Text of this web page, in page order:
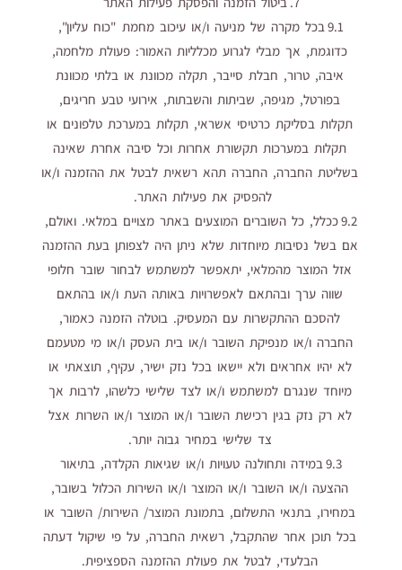
9.1 בכל מקרה של מניעה ו/או עיכוב מחמת "כוח עליון",
כדוגמת, אך מבלי לגרוע מכלליות האמור: פעולת מלחמה,
איבה, טרור, חבלת סייבר, תקלה מכוונת או בלתי מכוונת
בפורטל, מגיפה, שביתות והשבתות, אירועי טבע חריגים,
תקלות בסליקת כרטיסי אשראי, תקלות במערכת טלפונים או
תקלות במערכות תקשורת אחרות וכל סיבה אחרת שאינה
בשליטת החברה, החברה תהא רשאית לבטל את ההזמנה ו/או
להפסיק את פעילות האתר.
9.2 ככלל, כל השוברים המוצעים באתר מצויים במלאי. ואולם,
אם בשל נסיבות מיוחדות שלא ניתן היה לצפותן בעת ההזמנה
אזל המוצר מהמלאי, יתאפשר למשתמש לבחור שובר חלופי
שווה ערך ובהתאם לאפשרויות באותה העת ו/או בהתאם
להסכם ההתקשרות עם המעסיק. בוטלה הזמנה כאמור,
החברה ו/או מנפיקת השובר ו/או בית העסק ו/או מי מטעמם
לא יהיו אחראים ולא יישאו בכל נזק ישיר, עקיף, תוצאתי או
מיוחד שנגרם למשתמש ו/או לצד שלישי כלשהו, לרבות אך
לא רק נזק בגין רכישת השובר ו/או המוצר ו/או השרות אצל
צד שלישי במחיר גבוה יותר.
9.3 במידה ותחולנה טעויות ו/או שגיאות הקלדה, בתיאור
ההצעה ו/או השובר ו/או המוצר ו/או השירות הכלול בשובר,
במחירו, בתנאי התשלום, בתמונת המוצר/ השירות/ השובר או
בכל תוכן אחר שהתקבל, רשאית החברה, על פי שיקול דעתה
הבלעדי, לבטל את פעולת ההזמנה הספציפית.